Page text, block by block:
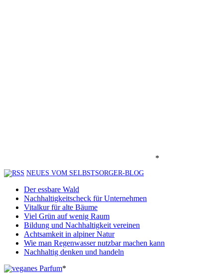
*
NEUES VOM SELBSTSORGER-BLOG
Der essbare Wald
Nachhaltigkeitscheck für Unternehmen
Vitalkur für alte Bäume
Viel Grün auf wenig Raum
Bildung und Nachhaltigkeit vereinen
Achtsamkeit in alpiner Natur
Wie man Regenwasser nutzbar machen kann
Nachhaltig denken und handeln
*